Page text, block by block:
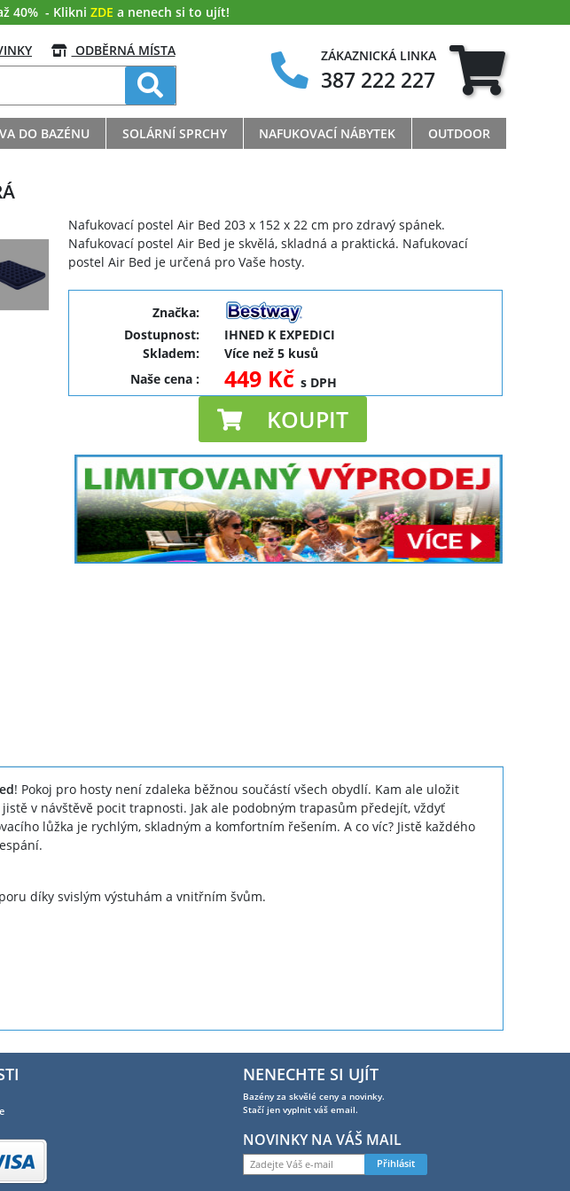
40% - Klikni ZDE a nenech si to ujít!
ODBĚRNÁ MÍSTA ZÁKAZNICKÁ LINKA
387 222 227
DO BAZÉNU SOLÁRNÍ SPRCHY NAFUKOVACÍ NÁBYTEK OUTDOOR
Nafukovací postel Air Bed 203 x 152 x 22 cm pro zdravý spánek.
Nafukovací postel Air Bed je skvělá, skladná a praktická. Nafukovací
postel Air Bed je určená pro Vaše hosty.
Značka:
Dostupnost:
IHNED K EXPEDICI
Skladem:
Více než 5 kusů
Naše cena: 449 Kčs DPH
KOUPIT
! Pokoj pro hosty není zdaleka běžnou součástí všech obydlí. Kam ale uložit
v návštěvě pocit trapnosti. Jak ale podobným trapasům předejít, vždyť
lůžka je rychlým, skladným a komfortním řešením. A co víc? Jistě každého
díky svislým výstuhám a vnitřním švům.
NENECHTE SI UJÍT
Bazény za skvělé ceny a novinky.
Stačí jen vyplnit váš email.
NOVINKY NA VÁŠ MAIL
Přihlásit